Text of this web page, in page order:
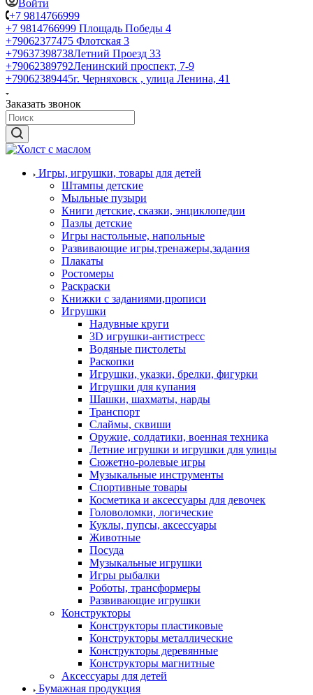
Войти
+7 9814766999
+7 9814766999 Площадь Победы 4
+79062377475 Флотская 3
+79637398738Летний Проезд 33
+79062389792Ленинский проспект, 7-9
+79062389445г. Черняховск , улица Ленина, 41
Заказать звонок
Игры, игрушки, товары для детей
Штампы детские
Мыльные пузыри
Книги детские, сказки, энциклопедии
Пазлы детские
Игры настольные, напольные
Развивающие игры,тренажеры,задания
Плакаты
Ростомеры
Раскраски
Книжки с заданиями,прописи
Игрушки
Надувные круги
3D игрушки-антистресс
Водяные пистолеты
Раскопки
Игрушки, указки, брелки, фигурки
Игрушки для купания
Шашки, шахматы, нарды
Транспорт
Слаймы, сквиши
Оружие, солдатики, военная техника
Летние игрушки и игрушки для улицы
Сюжетно-ролевые игры
Музыкальные инструменты
Спортивные товары
Косметика и аксессуары для девочек
Головоломки, логические
Куклы, пупсы, аксессуары
Животные
Посуда
Музыкальные игрушки
Игры рыбалки
Роботы, трансформеры
Развивающие игрушки
Конструкторы
Конструкторы пластиковые
Конструкторы металлические
Конструкторы деревянные
Конструкторы магнитные
Аксессуары для детей
Бумажная продукция